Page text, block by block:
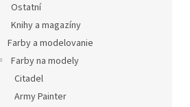
Ostatní
Knihy a magazíny
Farby a modelovanie
Farby na modely
Citadel
Army Painter